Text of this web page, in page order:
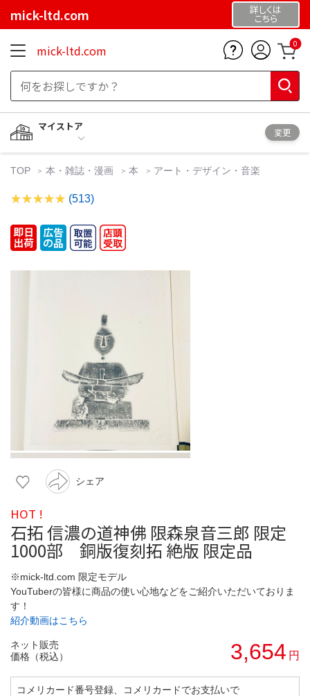
mick-ltd.com 詳しくは
こちら
mick-ltd.com 0
マイストア
変更
TOP 本・雑誌・漫画 本 アート・デザイン・音楽
(513)
シェア
HOT !
石拓 信濃の道神佛 限森泉音三郎 限定
1000部 銅版復刻拓 絶版 限定品
※mick-ltd.com 限定モデル
YouTuberの皆様に商品の使い心地などをご紹介いただいておりま
す！
紹介動画はこちら
ネット販売
価格（税込）
3,654 円
コメリカード番号登録、コメリカードでお支払いで